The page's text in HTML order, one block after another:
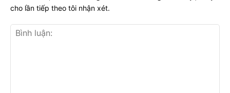
cho lần tiếp theo tôi nhận xét.